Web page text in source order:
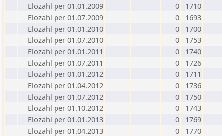
Elozahl per 01.01.2009
0
1710
Elozahl per 01.07.2009
0
1693
Elozahl per 01.01.2010
0
1700
Elozahl per 01.07.2010
0
1753
Elozahl per 01.01.2011
0
1740
Elozahl per 01.07.2011
0
1726
Elozahl per 01.01.2012
0
1711
Elozahl per 01.04.2012
0
1736
Elozahl per 01.07.2012
0
1750
Elozahl per 01.10.2012
0
1743
Elozahl per 01.01.2013
0
1769
Elozahl per 01.04.2013
0
1770